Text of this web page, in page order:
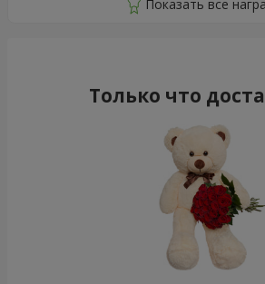
Только что